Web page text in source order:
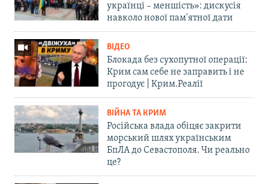
українці – меншість»: дискусія
навколо нової пам'ятної дати
ВІДЕО
Блокада без сухопутної операції:
Крим сам себе не заправить і не
прогодує | Крим.Реалії
ВІЙНА ТА КРИМ
Російська влада обіцяє закрити
морський шлях українським
БпЛА до Севастополя. Чи реально
це?